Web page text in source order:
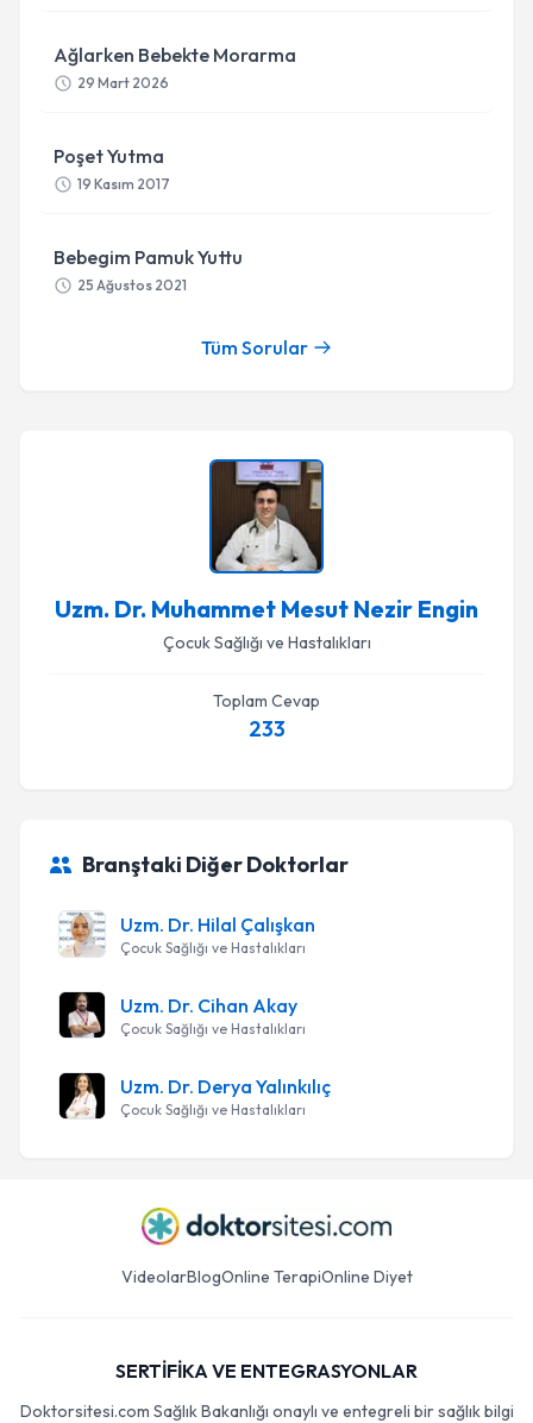
Ağlarken Bebekte Morarma
29 Mart 2026
Poşet Yutma
19 Kasım 2017
Bebegim Pamuk Yuttu
25 Ağustos 2021
Tüm Sorular
Uzm. Dr. Muhammet Mesut Nezir Engin
Çocuk Sağlığı ve Hastalıkları
Toplam Cevap
233
Branştaki Diğer Doktorlar
Uzm. Dr. Hilal Çalışkan
Çocuk Sağlığı ve Hastalıkları
Uzm. Dr. Cihan Akay
Çocuk Sağlığı ve Hastalıkları
Uzm. Dr. Derya Yalınkılıç
Çocuk Sağlığı ve Hastalıkları
VideolarBlogOnline TerapiOnline Diyet
SERTİFİKA VE ENTEGRASYONLAR
Doktorsitesi.com Sağlık Bakanlığı onaylı ve entegreli bir sağlık bilgi